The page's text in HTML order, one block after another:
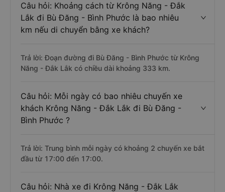
Câu hỏi: Khoảng cách từ Krông Năng - Đắk
Lắk đi Bù Đăng - Bình Phước là bao nhiêu
km nếu di chuyển bằng xe khách?
Trả lời: Đoạn đường đi Bù Đăng - Bình Phước từ Krông
Năng - Đắk Lắk có chiều dài khoảng 333 km.
Câu hỏi: Mỗi ngày có bao nhiêu chuyến xe
khách Krông Năng - Đắk Lắk đi Bù Đăng -
Bình Phước ?
Trả lời: Trung bình mỗi ngày có khoảng 2 chuyến xe bắt
đầu từ 17:00 đến 17:00.
Câu hỏi: Nhà xe đi Krông Năng - Đắk Lắk